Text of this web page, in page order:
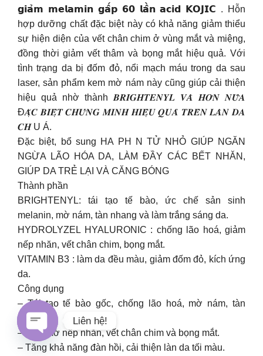
𝗴𝗶𝗮̉𝗺 𝗺𝗲𝗹𝗮𝗺𝗶𝗻 𝗴𝗮̂́𝗽 𝟲𝟬 𝗹𝗮̂̀𝗻 𝗮𝗰𝗶𝗱 𝗞𝗢𝗝𝗜𝗖 . Hỗn
hợp dưỡng chất đặc biệt này có khả năng giảm thiểu
sự hiện diện của vết chân chim ở vùng mắt và miệng,
đồng thời giảm vết thâm và bọng mắt hiệu quả. Với
tình trạng da bị đốm đỏ, nổi mạch máu trong da sau
laser, sản phẩm kem mờ nám này cũng giúp cải thiện
hiệu quả nhờ thành 𝑩𝑹𝑰𝑮𝑯𝑻𝑬𝑵𝒀𝑳 𝑽𝑨̀ 𝑯𝑶̛𝑵 𝑵𝑼̛̃𝑨
Đ𝑨̣̆𝑪 𝑩𝑰𝑬̣̂𝑻 𝑪𝑯𝑼̛́𝑵𝑮 𝑴𝑰𝑵𝑯 𝑯𝑰𝑬̣̂𝑼 𝑸𝑼𝑨̉ 𝑻𝑹𝑬̂𝑵 𝑳𝑨̀𝑵 𝑫𝑨
𝑪𝑯 U Á.
Đặc biệt, bổ sung HA PH N TỬ NHỎ GIÚP NGĂN
NGỪA LÃO HÓA DA, LÀM ĐẦY CÁC BẾT NHĂN,
GIÚP DA TRẺ LẠI VÀ CĂNG BÓNG
Thành phần
BRIGHTENYL: tái tạo tế bào, ức chế sản sinh
melanin, mờ nám, tàn nhang và làm trắng sáng da.
HYDROLYZEL HYALURONIC : chống lão hoá, giảm
nếp nhăn, vết chân chim, bọng mắt.
VITAMIN B3 : làm da đều màu, giảm đốm đỏ, kích ứng
da.
Công dụng
– Tái tạo tế bào gốc, chống lão hoá, mờ nám, tàn
nhang.
– Làm mờ nếp nhăn, vết chân chim và bọng mắt.
– Tăng khả năng đàn hồi, cải thiện làn da tối màu.
Liên hệ!
Open